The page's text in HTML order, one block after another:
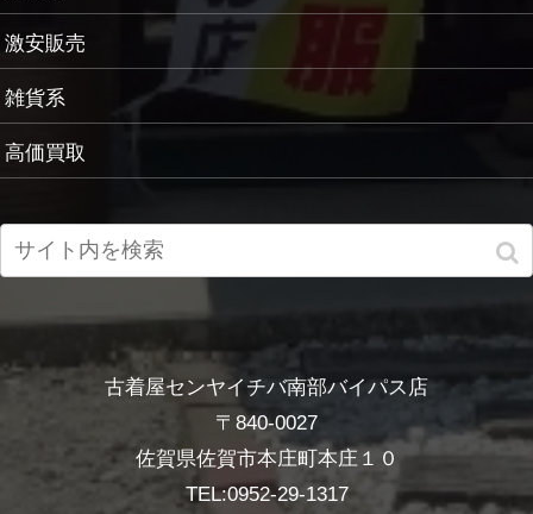
激安販売
雑貨系
高価買取
古着屋センヤイチバ南部バイパス店
〒840-0027
佐賀県佐賀市本庄町本庄１０
TEL:0952-29-1317